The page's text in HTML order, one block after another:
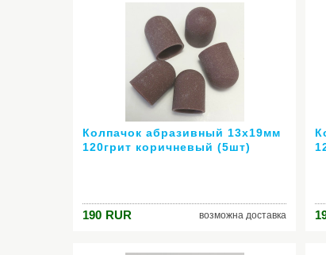
Колпачок абразивный 13х19мм
120грит коричневый (5шт)
190 RUR возможна доставка